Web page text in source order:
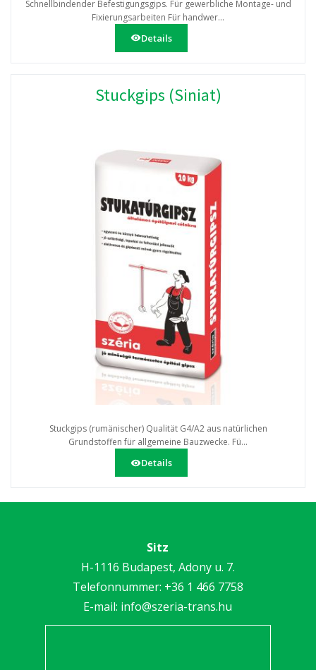
Schnellbindender Befestigungsgips. Für gewerbliche Montage- und
Fixierungsarbeiten Für handwer...
Details
Stuckgips (Siniat)
Stuckgips (rumänischer) Qualität G4/A2 aus natürlichen
Grundstoffen für allgemeine Bauzwecke. Fü...
Details
Sitz
H-1116 Budapest, Adony u. 7.
Telefonnummer: +36 1 466 7758
E-mail: info@szeria-trans.hu